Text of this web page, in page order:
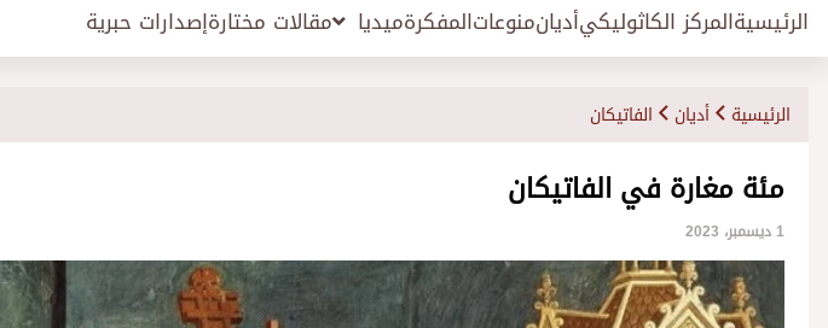
الرئيسيةالمركز الكاثوليكيأديانمنوعاتالمفكرةميديا مقالات مختارةإصدارات حبرية
الرئيسية أديان الفاتيكان
مئة مغارة في الفاتيكان
1 ديسمبر، 2023